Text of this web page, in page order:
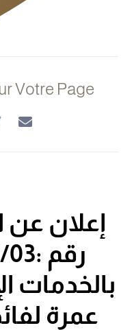
Votre Page
إعلان عن
بالخدمات
عمرة